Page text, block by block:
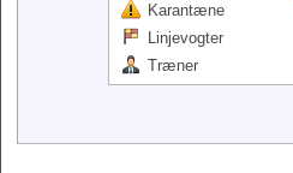
Karantæne
Linjevogter
Træner